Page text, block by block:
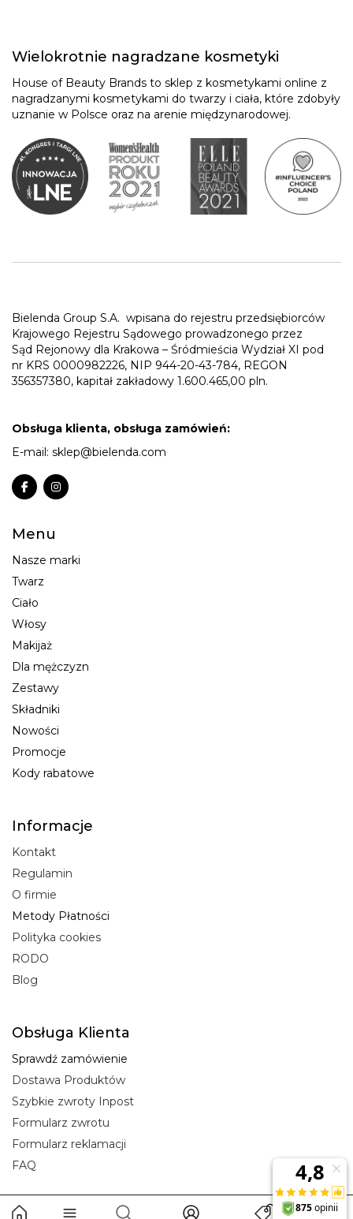
Wielokrotnie nagradzane kosmetyki
House of Beauty Brands to sklep z kosmetykami online z
nagradzanymi kosmetykami do twarzy i ciała, które zdobyły
uznanie w Polsce oraz na arenie międzynarodowej.
Bielenda Group S.A. wpisana do rejestru przedsiębiorców
Krajowego Rejestru Sądowego prowadzonego przez
Sąd Rejonowy dla Krakowa – Śródmieścia Wydział XI pod
nr KRS 0000982226, NIP 944-20-43-784, REGON
356357380, kapitał zakładowy 1.600.465,00 pln.
Obsługa klienta, obsługa zamówień:
E-mail: sklep@bielenda.com
Menu
Nasze marki
Twarz
Ciało
Włosy
Makijaż
Dla mężczyzn
Zestawy
Składniki
Nowości
Promocje
Kody rabatowe
Informacje
Kontakt
Regulamin
O firmie
Metody Płatności
Polityka cookies
RODO
Blog
Obsługa Klienta
Sprawdź zamówienie
Dostawa Produktów
Szybkie zwroty Inpost
Formularz zwrotu
Formularz reklamacji
FAQ